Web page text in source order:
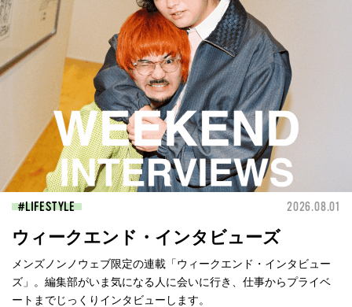
LIFESTYLE 2026.08.01
ウィークエンド・インタビューズ
メンズノンノウェブ限定の連載「ウィークエンド・インタビュー
ズ」。編集部がいま気になる人に会いに行き、仕事からプライベ
ートまでじっくりインタビューします。